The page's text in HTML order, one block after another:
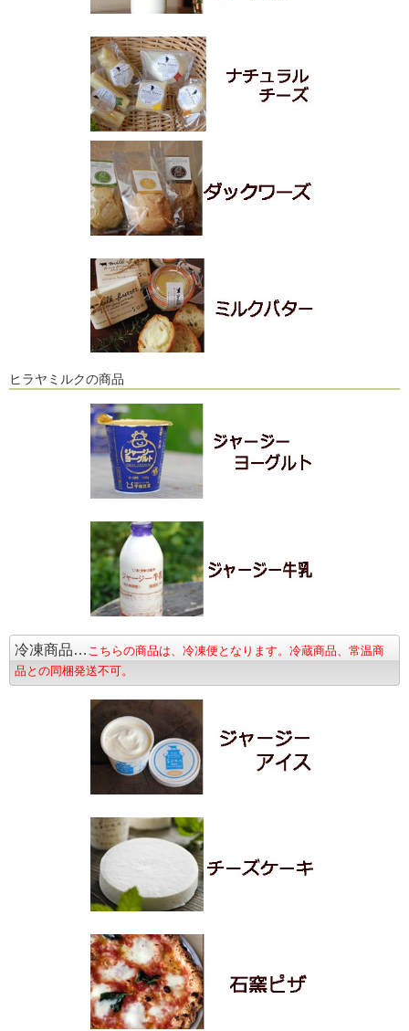
ヒラヤミルクの商品
冷凍商品… こちらの商品は、冷凍便となります。冷蔵商品、常温商
品との同梱発送不可。